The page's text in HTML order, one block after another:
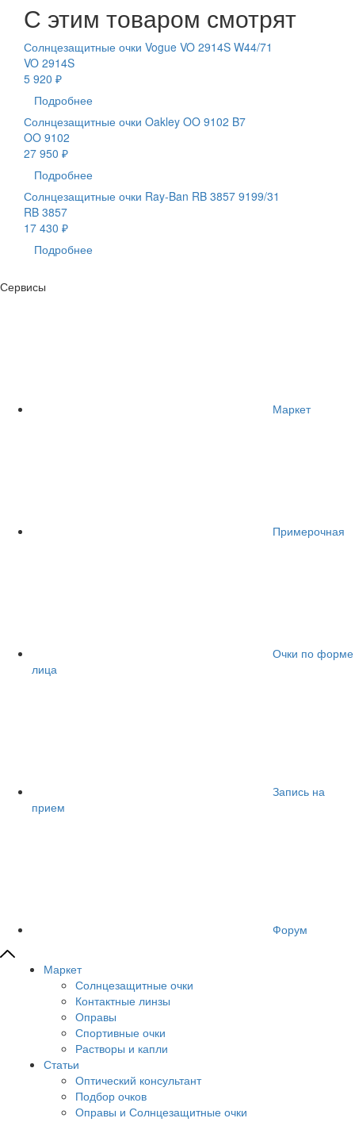
С этим товаром смотрят
Солнцезащитные очки Vogue VO 2914S W44/71
VO 2914S
5 920 ₽
Подробнее
Солнцезащитные очки Oakley OO 9102 B7
OO 9102
27 950 ₽
Подробнее
Солнцезащитные очки Ray-Ban RB 3857 9199/31
RB 3857
17 430 ₽
Подробнее
Сервисы
Маркет
Примерочная
Очки по форме
лица
Запись на
прием
Форум
Маркет
Солнцезащитные очки
Контактные линзы
Оправы
Спортивные очки
Растворы и капли
Статьи
Оптический консультант
Подбор очков
Оправы и Солнцезащитные очки